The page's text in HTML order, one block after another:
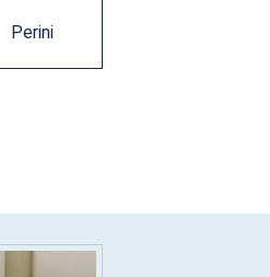
Perini